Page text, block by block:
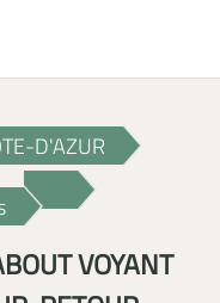
D'AZUR
VOYANT